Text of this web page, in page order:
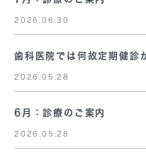
2026.06.30
歯科医院では何故定期健診
2026.05.28
6月：診療のご案内
2026.05.28